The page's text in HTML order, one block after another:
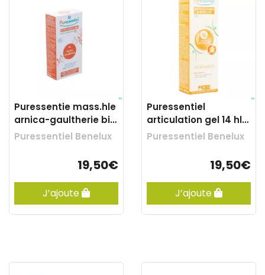
Puressentie mass.hle
arnica-gaultherie bio
100ml
Puressentiel Benelux
19,50€
J’ajoute
Puressentiel
articulation gel 14 hle
ess 60ml
Puressentiel Benelux
19,50€
J’ajoute